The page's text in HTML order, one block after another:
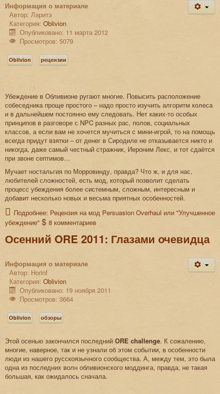
Информация о материале
Автор: Ларитэ
Категория: Oblivion
Опубликовано: 11 марта 2012
Просмотров: 5079
Oblivion рецензии
Убеждение в Обливионе ругают многие. Повысить расположение
собеседника проще простого – надо просто изучить алгоритм колеса
и в дальнейшем постоянно ему следовать. Нет каких-то особых
принципов в разговоре с NPC разных рас, полов, социальных
классов, а если вам не хочется мучиться с мини-игрой, то на помощь
всегда придут взятки – от денег в Сиродиле не отказывается никто и
никогда, даже самый честный стражник, Иероним Лекс, и тот сдаётся
при звоне септимов…
Мучает ностальгия по Морровинду, правда? Что ж, и для нас,
любителей сложностей, есть мод, который позволит сделать
процесс убеждения более системным, сложным, интересным и
добавит несколько новых и весьма приятных особенностей.
Подробнее: Рецензия на мод Persuasion Overhaul или "Улучшенное
убеждение"
8 комментариев
Осенний ORE 2011: Глазами очевидца
Информация о материале
Автор: Horinf
Категория: Oblivion
Опубликовано: 19 ноября 2011
Просмотров: 3664
Oblivion обзоры
Этой осенью закончился последний ORE challenge. К сожалению,
многие, наверное, так и не узнали об этом событии, в особенности
люди из нашего русскоязычного сообщества. А, между тем, это была
одна из последних волн обливионского моддинга, правда, не такая
большая, как ожидалось сначала.